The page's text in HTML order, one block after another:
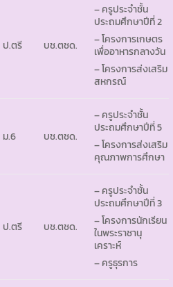
ป.ตรี บช.ตชด.
– ครูประจำชั้น
ประถมศึกษาปีที่ 2
– โครงการเกษตร
เพื่ออาหารกลางวัน
– โครงการส่งเสริม
สหกรณ์
ม.6 บช.ตชด.
– ครูประจำชั้น
ประถมศึกษาปีที่ 5
– โครงการส่งเสริม
คุณภาพการศึกษา
ป.ตรี บช.ตชด.
– ครูประจำชั้น
ประถมศึกษาปีที่ 3
– โครงการนักเรียน
ในพระราชานุ
เคราะห์
– ครูธุรการ